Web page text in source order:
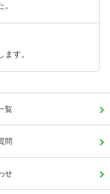
す。
覧
問
せ